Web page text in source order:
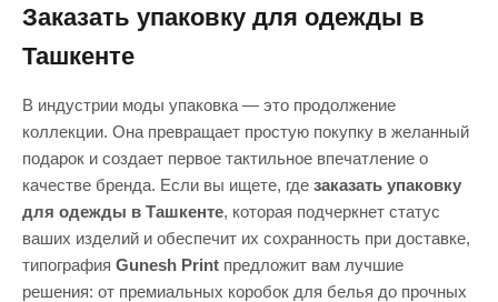
Заказать упаковку для одежды в
Ташкенте
В индустрии моды упаковка — это продолжение
коллекции. Она превращает простую покупку в желанный
подарок и создает первое тактильное впечатление о
качестве бренда. Если вы ищете, где заказать упаковку
для одежды в Ташкенте, которая подчеркнет статус
ваших изделий и обеспечит их сохранность при доставке,
типография Gunesh Print предложит вам лучшие
решения: от премиальных коробок для белья до прочных